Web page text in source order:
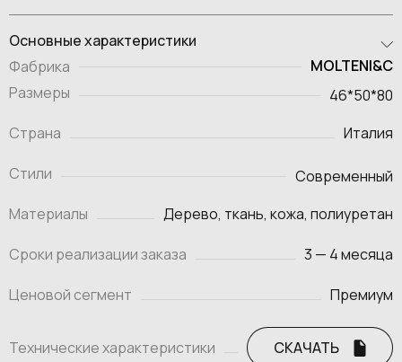
Основные характеристики
Фабрика
MOLTENI&C
Страна Италия
Стили
Современный
Материалы
Дерево, ткань, кожа, полиуретан
Сроки реализации заказа 3 — 4 месяца
Ценовой сегмент Премиум
Технические характеристики СКАЧАТЬ
Размеры 46*50*80